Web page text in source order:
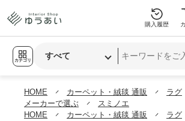
カテゴリ
購入履歴
HOME カーペット・絨毯 通販
ラグ
メーカーで選ぶ
スミノエ
HOME
カーペット・絨毯 通販
ラグ